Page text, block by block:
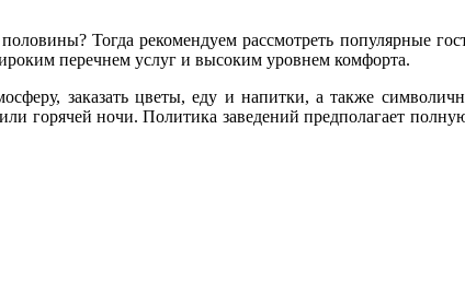
Тогда рекомендуем рассмотреть популярные
перечнем услуг и высоким уровнем комфорта.
заказать цветы, еду и напитки, а также
горячей ночи. Политика заведений предполагает